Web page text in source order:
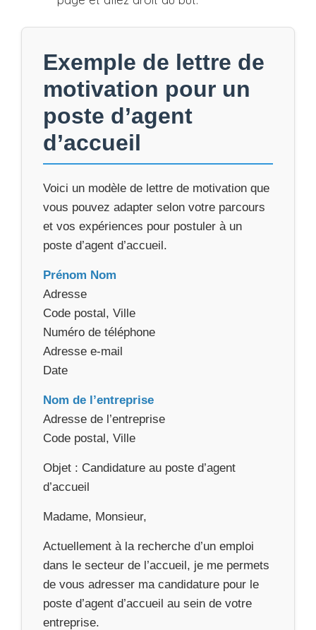
Exemple de lettre de
motivation pour un
poste d’agent
d’accueil
Voici un modèle de lettre de motivation que
vous pouvez adapter selon votre parcours
et vos expériences pour postuler à un
poste d’agent d’accueil.
Prénom Nom
Adresse
Code postal, Ville
Numéro de téléphone
Adresse e-mail
Date
Nom de l’entreprise
Adresse de l’entreprise
Code postal, Ville
Objet : Candidature au poste d’agent
d’accueil
Madame, Monsieur,
Actuellement à la recherche d’un emploi
dans le secteur de l’accueil, je me permets
de vous adresser ma candidature pour le
poste d’agent d’accueil au sein de votre
entreprise.